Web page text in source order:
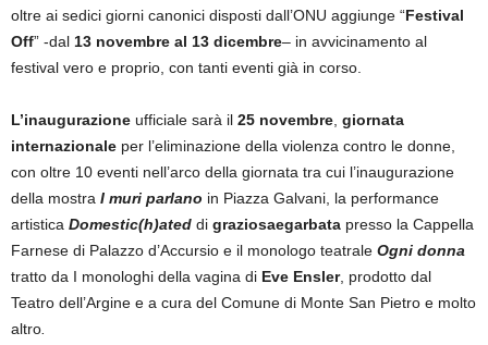
oltre ai sedici giorni canonici disposti dall’ONU aggiunge “Festival
Off” -dal 13 novembre al 13 dicembre– in avvicinamento al
festival vero e proprio, con tanti eventi già in corso.
L’inaugurazione ufficiale sarà il 25 novembre, giornata
internazionale per l’eliminazione della violenza contro le donne,
con oltre 10 eventi nell’arco della giornata tra cui l’inaugurazione
della mostra I muri parlano in Piazza Galvani, la performance
artistica Domestic(h)ated di graziosaegarbata presso la Cappella
Farnese di Palazzo d’Accursio e il monologo teatrale Ogni donna
tratto da I monologhi della vagina di Eve Ensler, prodotto dal
Teatro dell’Argine e a cura del Comune di Monte San Pietro e molto
altro.